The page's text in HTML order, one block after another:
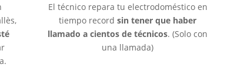
El técnico repara tu electrodoméstico en
tiempo recordsin tener que haber
llamado a cientos de técnicos. (Solo con
una llamada)